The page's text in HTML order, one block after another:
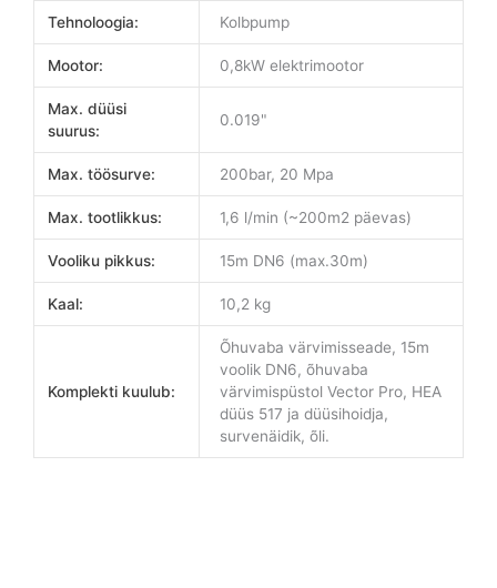
Tehnoloogia: Kolbpump
Mootor: 0,8kW elektrimootor
Max. düüsi
suurus:
0.019"
Max. töösurve: 200bar, 20 Mpa
Max. tootlikkus: 1,6 l/min (~200m2 päevas)
Vooliku pikkus: 15m DN6 (max.30m)
Kaal: 10,2 kg
Komplekti kuulub:
Õhuvaba värvimisseade, 15m
voolik DN6, õhuvaba
värvimispüstol Vector Pro, HEA
düüs 517 ja düüsihoidja,
survenäidik, õli.